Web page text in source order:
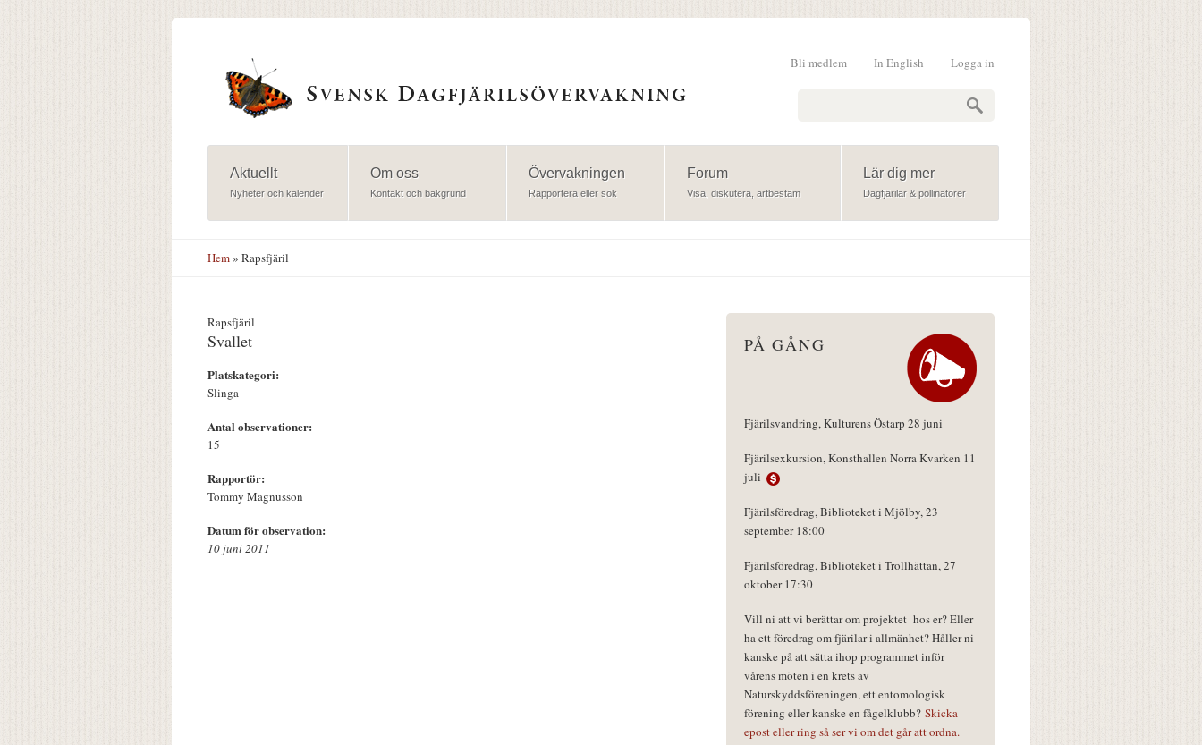
Logga in
In English
Bli medlem
Aktuellt
Nyheter och kalender
Om oss
Kontakt och bakgrund
Övervakningen
Rapportera eller sök
Forum
Visa, diskutera, artbestäm
Lär dig mer
Dagfjärilar & pollinatörer
Hem» Rapsfjäril
Rapsfjäril
Svallet
Platskategori:
Slinga
Antal observationer:
15
Rapportör:
Tommy Magnusson
Datum för observation:
10 juni 2011
PÅ GÅNG
Fjärilsvandring, Kulturens Östarp 28 juni
Fjärilsexkursion, Konsthallen Norra Kvarken 11
juli
Fjärilsföredrag, Biblioteket i Mjölby, 23
september 18:00
Fjärilsföredrag, Biblioteket i Trollhättan, 27
oktober 17:30
Vill ni att vi berättar om projektet hos er? Eller
ha ett föredrag om fjärilar i allmänhet? Håller ni
kanske på att sätta ihop programmet inför
vårens möten i en krets av
Naturskyddsföreningen, ett entomologisk
förening eller kanske en fågelklubb? Skicka
epost eller ring så ser vi om det går att ordna.